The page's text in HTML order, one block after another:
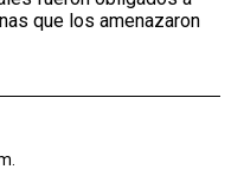
que los amenazaron